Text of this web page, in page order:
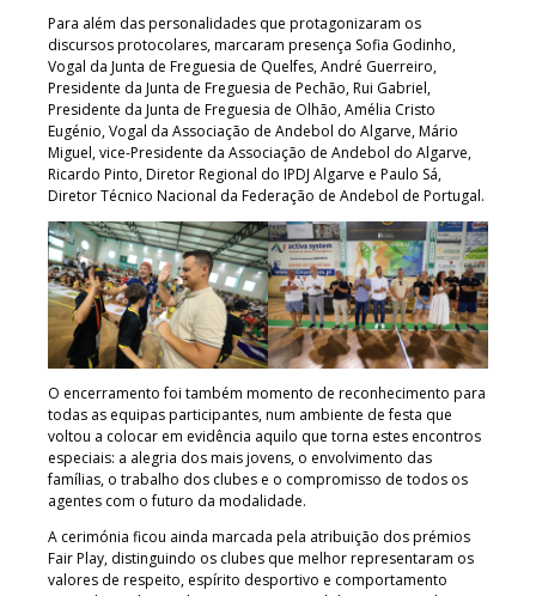
Para além das personalidades que protagonizaram os
discursos protocolares, marcaram presença Sofia Godinho,
Vogal da Junta de Freguesia de Quelfes, André Guerreiro,
Presidente da Junta de Freguesia de Pechão, Rui Gabriel,
Presidente da Junta de Freguesia de Olhão, Amélia Cristo
Eugénio, Vogal da Associação de Andebol do Algarve, Mário
Miguel, vice-Presidente da Associação de Andebol do Algarve,
Ricardo Pinto, Diretor Regional do IPDJ Algarve e Paulo Sá,
Diretor Técnico Nacional da Federação de Andebol de Portugal.
O encerramento foi também momento de reconhecimento para
todas as equipas participantes, num ambiente de festa que
voltou a colocar em evidência aquilo que torna estes encontros
especiais: a alegria dos mais jovens, o envolvimento das
famílias, o trabalho dos clubes e o compromisso de todos os
agentes com o futuro da modalidade.
A cerimónia ficou ainda marcada pela atribuição dos prémios
Fair Play, distinguindo os clubes que melhor representaram os
valores de respeito, espírito desportivo e comportamento